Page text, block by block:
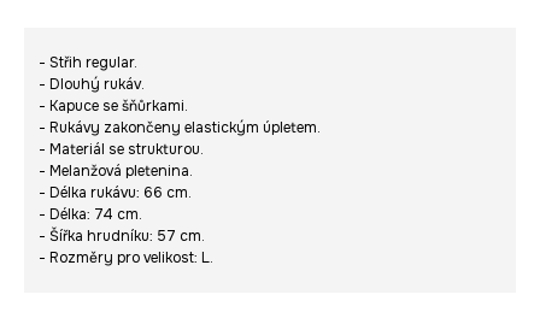
- Střih regular.
- Dlouhý rukáv.
- Kapuce se šňůrkami.
- Rukávy zakončeny elastickým úpletem.
- Materiál se strukturou.
- Melanžová pletenina.
- Délka rukávu: 66 cm.
- Délka: 74 cm.
- Šířka hrudníku: 57 cm.
- Rozměry pro velikost: L.